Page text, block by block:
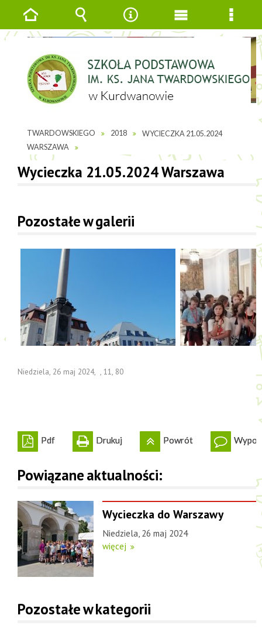
TWARDOWSKIEGO
2018
WYCIECZKA 21.05.2024
WARSZAWA
Wycieczka 21.05.2024 Warszawa
Pozostałe w galerii
Niedziela, 26 maj 2024, , 11, 80
Pdf Drukuj Powrót
Powiązane aktualności:
Wycieczka do Warszawy
Niedziela, 26 maj 2024
więcej
Pozostałe w kategorii
Strona
główna
Wyszukiwarka
NarzędziaMenu
Menu